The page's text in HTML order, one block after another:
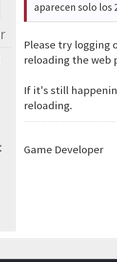
aparecen solo los
Please try logging
reloading the web
If it's still
reloading.
Game Developer